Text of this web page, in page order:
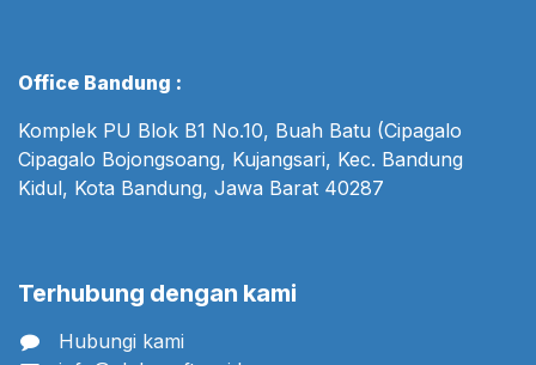
Office Bandung :
Komplek PU Blok B1 No.10, Buah Batu (Cipagalo
Cipagalo Bojongsoang, Kujangsari, Kec. Bandung
Kidul, Kota Bandung, Jawa Barat 40287
Terhubung dengan kami
Hubungi kami